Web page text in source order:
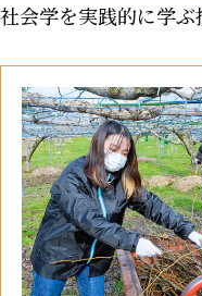
社会学を実践的に学